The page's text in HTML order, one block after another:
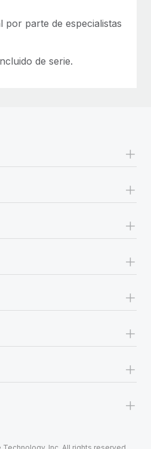
por parte de especialistas
de serie.
+
+
+
+
+
+
+
+